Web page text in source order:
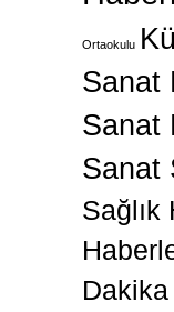
Ortaokulu
Sanat
Sanat
Sanat
Sağlık
Dakika